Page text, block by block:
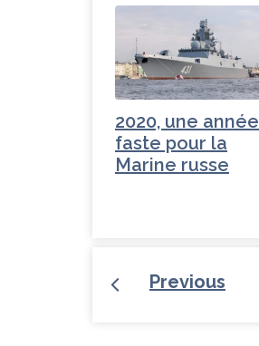
2020, une année
faste pour la
Marine russe
Previous